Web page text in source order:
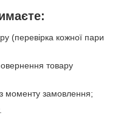
(перевірка кожної пари
товару
моменту замовлення;